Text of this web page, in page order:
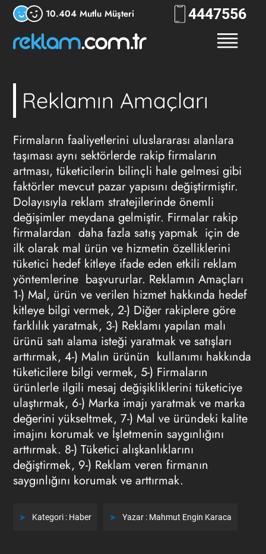
10.404 Mutlu Müşteri 444RKLM
Reklamın Amaçları
Firmaların faaliyetlerini uluslararası alanlara
taşıması aynı sektörlerde rakip firmaların
artması, tüketicilerin bilinçli hale gelmesi gibi
faktörler mevcut pazar yapısını değiştirmiştir.
Dolayısıyla reklam stratejilerinde önemli
değişimler meydana gelmiştir. Firmalar rakip
firmalardan daha fazla satış yapmak için de
ilk olarak mal ürün ve hizmetin özelliklerini
tüketici hedef kitleye ifade eden etkili reklam
yöntemlerine başvururlar. Reklamın Amaçları
1-) Mal, ürün ve verilen hizmet hakkında hedef
kitleye bilgi vermek, 2-) Diğer rakiplere göre
farklılık yaratmak, 3-) Reklamı yapılan malı
ürünü satı alama isteği yaratmak ve satışları
arttırmak, 4-) Malın ürünün kullanımı hakkında
tüketicilere bilgi vermek, 5-) Firmaların
ürünlerle ilgili mesaj değişikliklerini tüketiciye
ulaştırmak, 6-) Marka imajı yaratmak ve marka
değerini yükseltmek, 7-) Mal ve üründeki kalite
imajını korumak ve İşletmenin saygınlığını
arttırmak. 8-) Tüketici alışkanlıklarını
değiştirmek, 9-) Reklam veren firmanın
saygınlığını korumak ve arttırmak.
Kategori : Haber Yazar : Mahmut Engin Karaca